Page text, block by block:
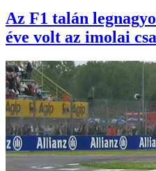
Az F1 talán
éve volt az imolai